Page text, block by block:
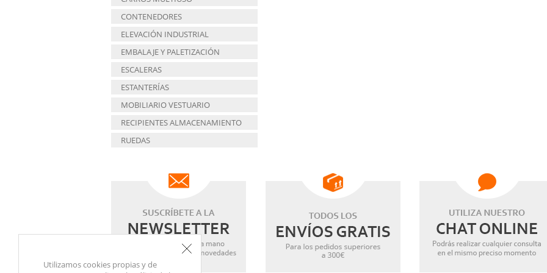
CONTENEDORES
ELEVACIÓN INDUSTRIAL
EMBALAJE Y PALETIZACIÓN
ESCALERAS
ESTANTERÍAS
MOBILIARIO VESTUARIO
RECIPIENTES ALMACENAMIENTO
RUEDAS
Utilizamos cookies propias y de